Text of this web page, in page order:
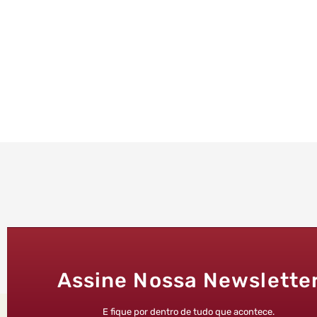
Assine Nossa
E fique por dentro de tudo que acontece.